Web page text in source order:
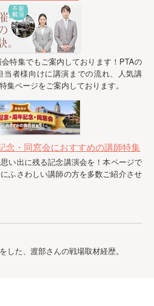
者様向けに講演までの流れ、人気講
集ページをご案内しております。
念・同窓会におすすめの講師特集
ふさわしい講師の方を多数ご紹介させ
した、渡部さんの戦場取材経歴。